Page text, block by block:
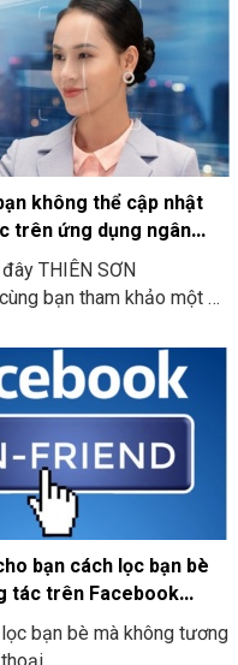
không thể cập nhật
trên ứng dụng ngân
THIÊN SƠN
bạn tham khảo một số
dụng ngân hàng
bạn cách lọc bạn bè
tác trên Facebook
bạn bè mà không tương